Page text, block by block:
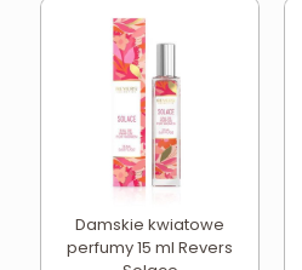
Damskie kwiatowe
perfumy 15 ml Revers